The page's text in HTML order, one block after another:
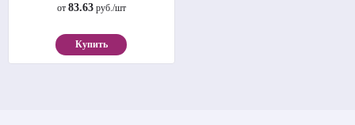
от 83.63руб./шт
Купить